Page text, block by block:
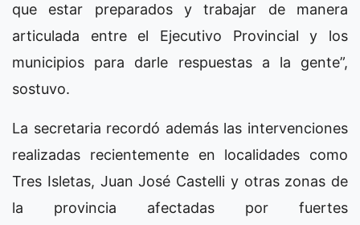
que estar preparados y trabajar de manera
articulada entre el Ejecutivo Provincial y los
municipios para darle respuestas a la gente”,
sostuvo.
La secretaria recordó además las intervenciones
realizadas recientemente en localidades como
Tres Isletas, Juan José Castelli y otras zonas de
la provincia afectadas por fuertes